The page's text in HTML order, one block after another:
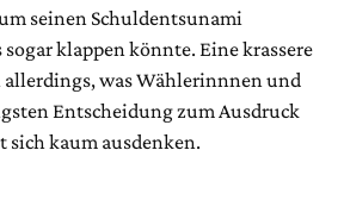
seinen Schuldentsunami
klappen könnte. Eine krassere
allerdings, was Wählerinnnen und
Entscheidung zum Ausdruck
sich kaum ausdenken.